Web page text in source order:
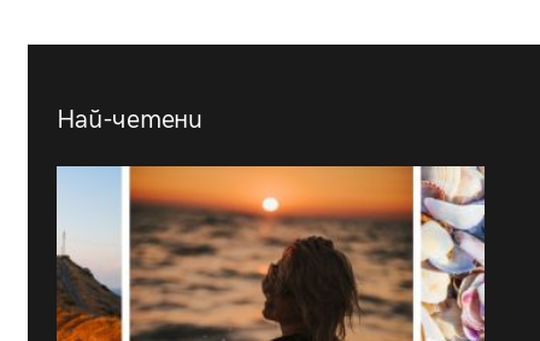
Най-четени